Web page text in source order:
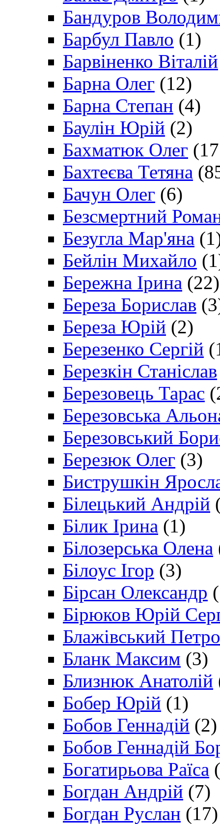
Бандуров
Барбул Павло (1)
Барвіненко Віталій
Барна Олег (12)
Барна Степан (4)
Баулін Юрій (2)
Бахматюк Олег
Бахтеєва Тетяна
Бачун Олег (6)
Безсмертний
Безугла Мар'яна
Бейлін Михайло
Бережна Ірина (22)
Береза Борислав
Береза Юрій (2)
Березенко Сергій
Березкін Станіслав
Березовець Тарас
Березовська
Березовський
Березюк Олег (3)
Биструшкін
Білецький Андрій
Білик Ірина (1)
Білозерська Олена
Білоус Ігор (3)
Бірсан Олександр
Бірюков Юрій
Блажівський Петро
Бланк Максим (3)
Близнюк Анатолій
Бобер Юрій (1)
Бобов Геннадій (2)
Бобов Геннадій
Богатирьова Раїса
Богдан Андрій (7)
Богдан Руслан (17)